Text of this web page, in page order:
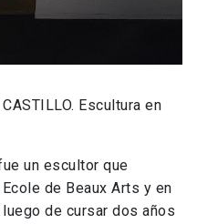
Escultura en
un escultor que
de Beaux Arts y en
de cursar dos años